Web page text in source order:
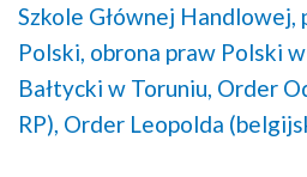
Szkole Głównej Handlowej,
Polski, obrona praw Polski
Bałtycki w Toruniu, Order
RP), Order Leopolda